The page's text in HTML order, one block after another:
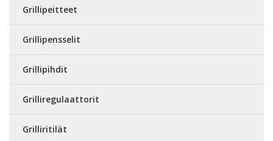
Grillipeitteet
Grillipensselit
Grillipihdit
Grilliregulaattorit
Grilliritilät